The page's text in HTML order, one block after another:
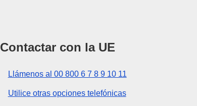
Contactar con la UE
Llámenos al 00 800 6 7 8 9 10 11
Utilice otras opciones telefónicas